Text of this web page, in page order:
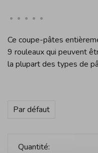
• • • • •
Ce coupe-pâtes
9 rouleaux qui peuvent
la plupart des types de
Par défaut
Quantité: